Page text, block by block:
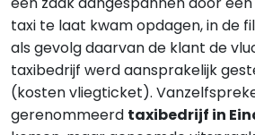
taxi te laat kwam opdagen, in de
als gevolg daarvan de klant de
taxibedrijf werd aansprakelijk
(kosten vliegticket).
gerenommeerd taxibedrijf in